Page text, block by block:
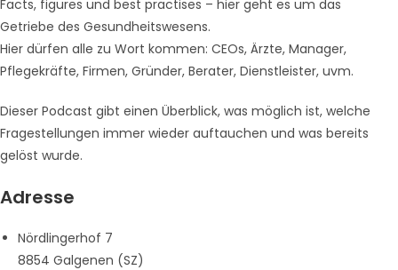
Facts, figures und best practises – hier geht es um das
Getriebe des Gesundheitswesens.
Hier dürfen alle zu Wort kommen: CEOs, Ärzte, Manager,
Pflegekräfte, Firmen, Gründer, Berater, Dienstleister, uvm.
Dieser Podcast gibt einen Überblick, was möglich ist, welche
Fragestellungen immer wieder auftauchen und was bereits
gelöst wurde.
Adresse
Nördlingerhof 7
8854 Galgenen (SZ)